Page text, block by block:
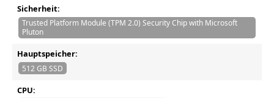
Sicherheit:
Trusted Platform Module (TPM 2.0) Security Chip with Microsoft
Pluton
Hauptspeicher:
512 GB SSD
CPU: